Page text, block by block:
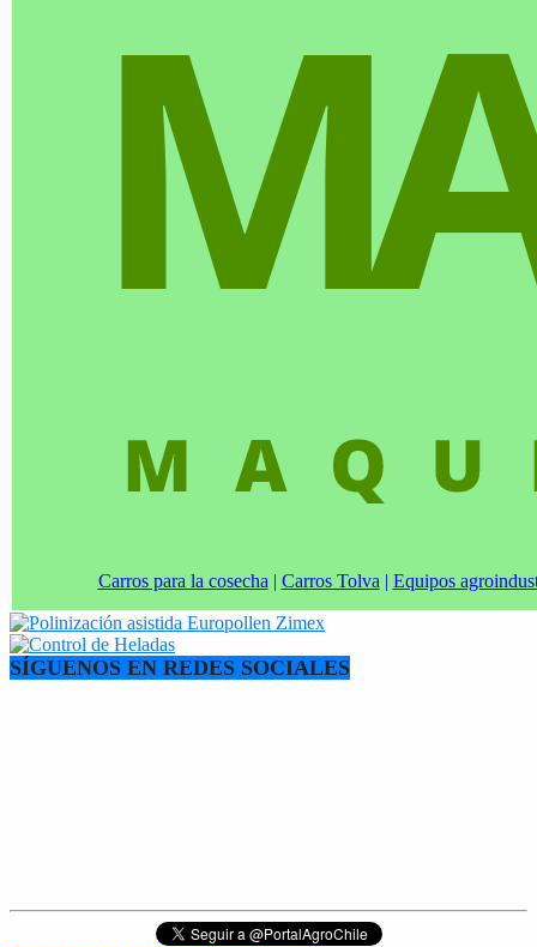
Carros para la cosecha | Carros Tolva | Equipos
SÍGUENOS EN REDES SOCIALES